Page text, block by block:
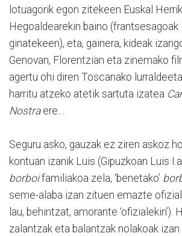
lotuagorik egon zitekeen Euskal
Hegoaldearekin baino (frantsesagoak
ginatekeen), eta, gainera, kideak
Genovan, Florentzian eta zinemako
agertu ohi diren Toscanako
harritu atzeko atetik sartuta izatea
Nostraere…
Seguru asko, gauzak ez ziren askoz
kontuan izanik Luis (Gipuzkoan Luis
borboifamiliakoa zela, ‘benetako’
seme-alaba izan zituen emazte
lau, behintzat, amorante ‘ofizialekin’).
zalantzak eta balantzak nolakoak